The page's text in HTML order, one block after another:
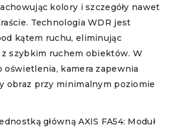
kolory i szczegóły nawet
Technologia WDR jest
kątem ruchu, eliminując
szybkim ruchem obiektów. W
oświetlenia, kamera zapewnia
obraz przy minimalnym poziomie
główną AXIS FA54: Moduł